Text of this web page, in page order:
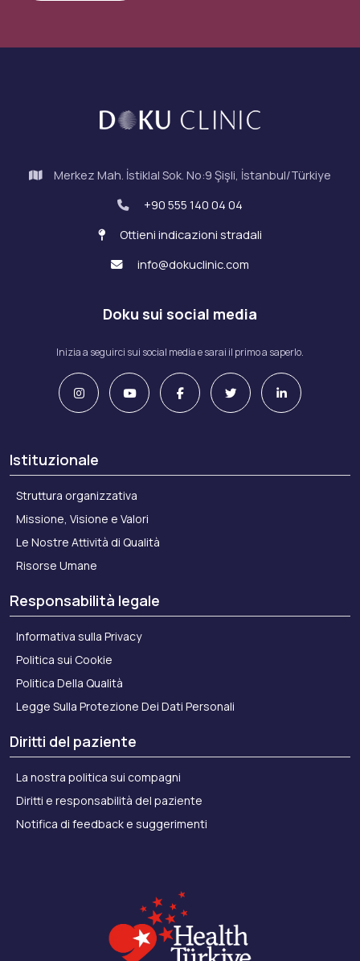
Merkez Mah. İstiklal Sok. No:9 Şişli, İstanbul/Türkiye
+90 555 140 04 04
Ottieni indicazioni stradali
info@dokuclinic.com
Doku sui social media
Inizia a seguirci sui social media e sarai il primo a saperlo.
Istituzionale
Struttura organizzativa
Missione, Visione e Valori
Le Nostre Attività di Qualità
Risorse Umane
Responsabilità legale
Informativa sulla Privacy
Politica sui Cookie
Politica Della Qualità
Legge Sulla Protezione Dei Dati Personali
Diritti del paziente
La nostra politica sui compagni
Diritti e responsabilità del paziente
Notifica di feedback e suggerimenti